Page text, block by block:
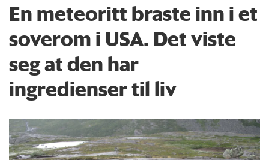
En meteoritt braste inn i et
soverom i USA. Det viste
seg at den har
ingredienser til liv